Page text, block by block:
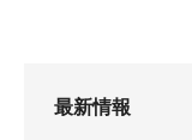
最新情報